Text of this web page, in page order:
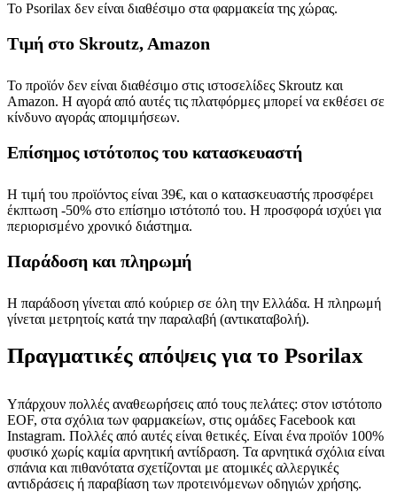
Το Psorilax δεν είναι διαθέσιμο στα φαρμακεία της χώρας.
Τιμή στο Skroutz, Amazon
Το προϊόν δεν είναι διαθέσιμο στις ιστοσελίδες Skroutz και
Amazon. Η αγορά από αυτές τις πλατφόρμες μπορεί να εκθέσει σε
κίνδυνο αγοράς απομιμήσεων.
Επίσημος ιστότοπος του κατασκευαστή
Η τιμή του προϊόντος είναι 39€, και ο κατασκευαστής προσφέρει
έκπτωση -50% στο επίσημο ιστότοπό του. Η προσφορά ισχύει για
περιορισμένο χρονικό διάστημα.
Παράδοση και πληρωμή
Η παράδοση γίνεται από κούριερ σε όλη την Ελλάδα. Η πληρωμή
γίνεται μετρητοίς κατά την παραλαβή (αντικαταβολή).
Πραγματικές απόψεις για το Psorilax
Υπάρχουν πολλές αναθεωρήσεις από τους πελάτες: στον ιστότοπο
EOF, στα σχόλια των φαρμακείων, στις ομάδες Facebook και
Instagram. Πολλές από αυτές είναι θετικές. Είναι ένα προϊόν 100%
φυσικό χωρίς καμία αρνητική αντίδραση. Τα αρνητικά σχόλια είναι
σπάνια και πιθανότατα σχετίζονται με ατομικές αλλεργικές
αντιδράσεις ή παραβίαση των προτεινόμενων οδηγιών χρήσης.